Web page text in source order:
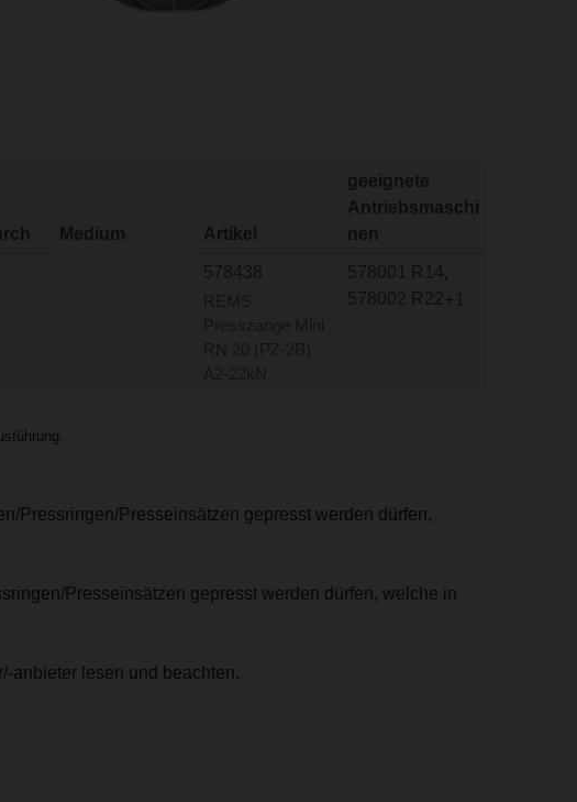
Medium Artikel
geeignete
Antriebsmaschi
nen
578438 578001 R14,
578002 R22+1
Pressringen/Presseinsätzen gepresst werden dürfen,
Presseinsätzen gepresst werden dürfen, welche in
anbieter lesen und beachten.